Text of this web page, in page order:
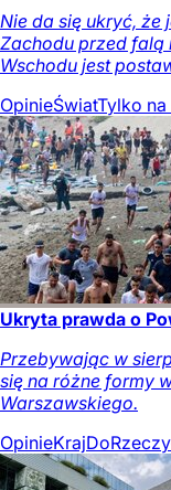
Nie da się ukryć,
Zachodu przed falą
Wschodu jest
OpinieŚwiatTylko
Ukryta prawda o
Przebywając w
się na różne formy
Warszawskiego.
OpinieKraj